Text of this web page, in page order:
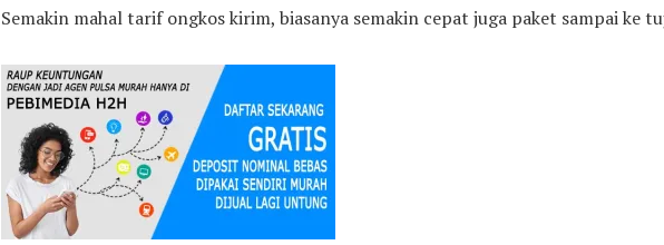
Semakin mahal tarif ongkos kirim, biasanya semakin cepat juga paket sampai ke